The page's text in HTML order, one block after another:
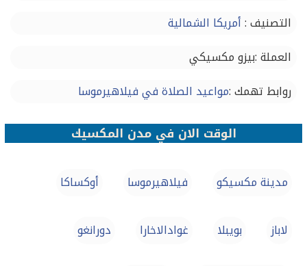
التصنيف :أمريكا الشمالية
العملة :بيزو مكسيكي
روابط تهمك :مواعيد الصلاة في فيلاهيرموسا
الوقت الان في مدن المكسيك
مدينة مكسيكو فيلاهيرموسا أوكساكا
لاباز بويبلا غوادالاخارا دورانغو